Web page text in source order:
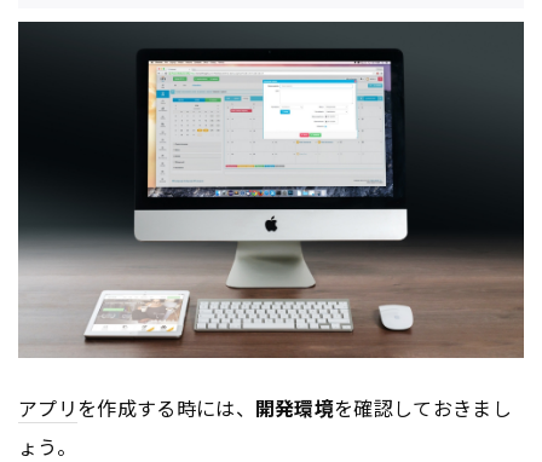
アプリを作成する時には、 開発環境を確認しておきまし
ょう。